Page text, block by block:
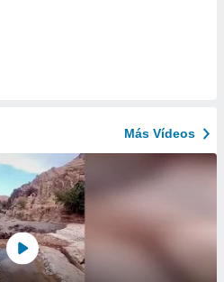
Más Vídeos